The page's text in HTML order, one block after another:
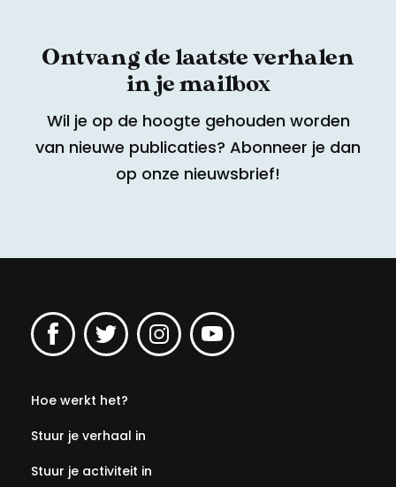
Ontvang de laatste verhalen
in je mailbox
Wil je op de hoogte gehouden worden
van nieuwe publicaties? Abonneer je dan
op onze nieuwsbrief!
Hoe werkt het?
Stuur je verhaal in
Stuur je activiteit in